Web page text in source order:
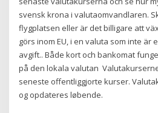
svensk krona i valutaomvandlaren.
flygplatsen eller är det billigare att
görs inom EU, i en valuta som inte är
avgift.. Både kort och bankomat
på den lokala valutan
seneste offentliggjorte kurser.
og opdateres løbende.